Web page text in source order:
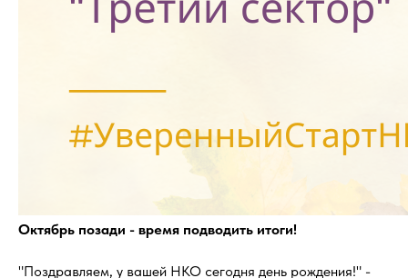
Октябрь позади - время подводить итоги!
"Поздравляем, у вашей НКО сегодня день рождения!" -